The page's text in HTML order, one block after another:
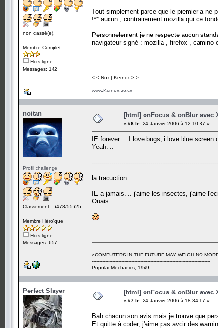
non classé(e).
Membre Complet
Hors ligne
Messages: 142
Tout simplement parce que le premier a ne
!** aucun , contrairement mozilla qui ce
Personnelement je ne respecte aucun
navigateur signé : mozilla , firefox , camino
<-< Nox | Kernox >->
www.Kernox.ze.cx
noitan
Profil challenge
Classement : 6478/55625
Membre Héroïque
Hors ligne
Messages: 657
[html] onFocus & onBlur avec
« #6 le: 24 Janvier 2006 à 12:10:37 »
IE forever.... I love bugs, i love blue
Yeah....
la traduction :
IE a jamais.... j'aime les insectes, j'aime
Ouais....
---------------------------------------------------------------------------------
>COMPUTERS IN THE FUTURE MAY WEIGH NO
---------------------------------------------------------------------------------
Popular Mechanics, 1949
Perfect Slayer [html] onFocus & onBlur avec
« #7 le: 24 Janvier 2006 à 18:34:17 »
Bah chacun son avis mais je trouve que
Et quitte à coder, j'aime pas avoir des